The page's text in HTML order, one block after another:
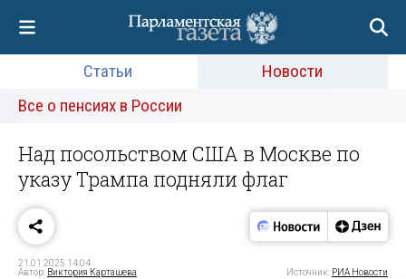
Статьи
Новости
Все о пенсиях в России
Над посольством США в Москве по
указу Трампа подняли флаг
21.01.2025 14:04
Автор: Виктория Карташева Источник: РИА Новости